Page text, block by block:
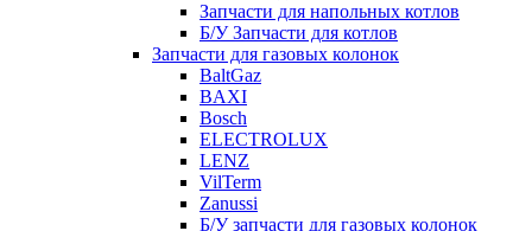
Запчасти для напольных котлов
Б/У Запчасти для котлов
Запчасти для газовых колонок
BaltGaz
BAXI
Bosch
ELECTROLUX
LENZ
VilTerm
Zanussi
Б/У запчасти для газовых колонок